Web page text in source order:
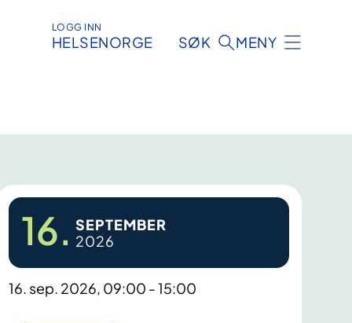
LOGG INN
HELSENORGE SØK MENY
16. SEPTEMBER
2026
16. sep. 2026, 09:00 - 15:00